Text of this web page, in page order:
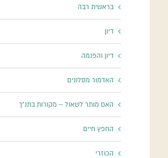
בראשית רבה
דיון
דיון והפנמה
האדמור מסלונים
האם מותר לשאול – מקורות בתנ"ך
החפץ חיים
הכוזרי